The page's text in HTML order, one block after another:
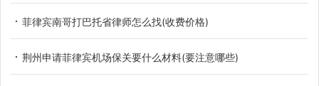
菲律宾南哥打巴托省律师怎么找(收费价格)
荆州申请菲律宾机场保关要什么材料(要注意哪些)